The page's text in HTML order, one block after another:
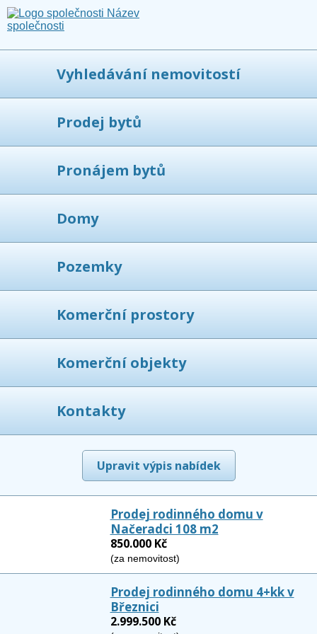
Vyhledávání nemovitostí
Prodej bytů
Pronájem bytů
Domy
Pozemky
Komerční prostory
Komerční objekty
Kontakty
Upravit výpis nabídek
Prodej rodinného domu v
Načeradci 108 m2
850.000 Kč
(za nemovitost)
Prodej rodinného domu 4+kk v
Březnici
2.999.500 Kč